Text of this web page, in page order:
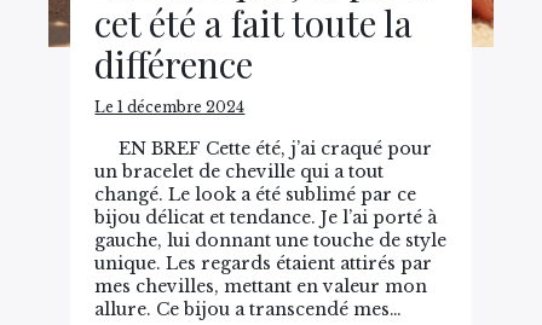
cet été a fait toute la
différence
Le 1 décembre 2024
EN BREF Cette été, j’ai craqué pour
un bracelet de cheville qui a tout
changé. Le look a été sublimé par ce
bijou délicat et tendance. Je l’ai porté à
gauche, lui donnant une touche de style
unique. Les regards étaient attirés par
mes chevilles, mettant en valeur mon
allure. Ce bijou a transcendé mes…